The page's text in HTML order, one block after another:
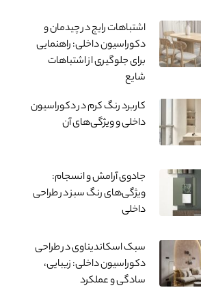
اشتباهات رایج در چیدمان و
دکوراسیون داخلی: راهنمایی
برای جلوگیری از اشتباهات
شایع
کاربرد رنگ کرم در دکوراسیون
داخلی و ویژگی‌های آن
جادوی آرامش و انسجام:
ویژگی‌های رنگ سبز در طراحی
داخلی
سبک اسکاندیناوی در طراحی
دکوراسیون داخلی: زیبایی،
سادگی و عملکرد